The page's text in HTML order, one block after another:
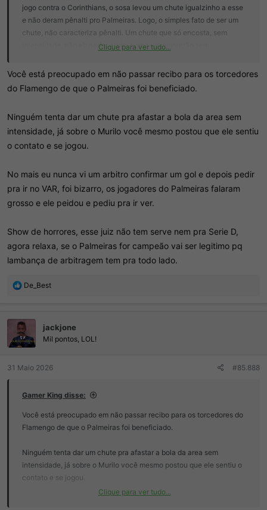
jogo contra o Corinthians, o sosa levou um chute igualzinho a esse
e não deram pênalti pro Palmeiras. Logo, o simples fato de ser um
chute, não caracteriza pênalti. Um chute que só encosta, sem
intensidade, não eh nada, assim como um empurrão sem
de empurrão eh marcado falta em várias oportunidades no Brasil,
que não param de chorar depois de tanta decepção.
Clique para ver tudo...
Você está preocupado em não passar recibo para os torcedores
do Flamengo de que o Palmeiras foi beneficiado.
Ninguém tenta dar um chute pra afastar a bola da area sem
intensidade, já sobre o Murilo você mesmo postou que ele sentiu
o contato e se jogou.
No mais eu nunca vi um arbitro confirmar um gol e depois pedir
pra ir no VAR, foi bizarro, os jogadores do Palmeiras falaram
grosso e ele peidou e pediu pra ir ver.
Show de horrores, esse juiz não tem serve nem pra Serie D,
agora relaxa, se o Palmeiras for campeão vai ser legitimo pq
lambança de arbitragem tem pra todo lado.
R
ç
õ
e
s
De_Best
jackjone
Mil pontos, LOL!
31 Maio 2026 #85.888
Gamer King disse:
Você está preocupado em não passar recibo para os torcedores do
Flamengo de que o Palmeiras foi beneficiado.
Ninguém tenta dar um chute pra afastar a bola da area sem
intensidade, já sobre o Murilo você mesmo postou que ele sentiu o
contato e se jogou.
Clique para ver tudo...